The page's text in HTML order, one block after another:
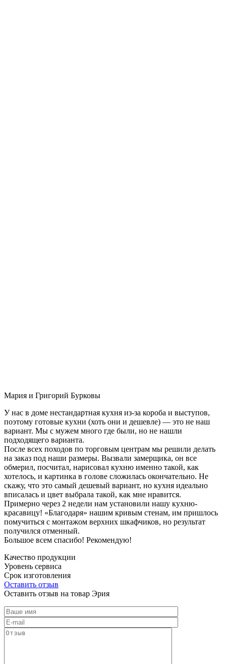
Мария и Григорий Бурковы
У нас в доме нестандартная кухня из-за короба и выступов,
поэтому готовые кухни (хоть они и дешевле) — это не наш
вариант. Мы с мужем много где были, но не нашли
подходящего варианта.
После всех походов по торговым центрам мы решили делать
на заказ под наши размеры. Вызвали замерщика, он все
обмерил, посчитал, нарисовал кухню именно такой, как
хотелось, и картинка в голове сложилась окончательно. Не
скажу, что это самый дешевый вариант, но кухня идеально
вписалась и цвет выбрала такой, как мне нравится.
Примерно через 2 недели нам установили нашу кухню-
красавицу! «Благодаря» нашим кривым стенам, им пришлось
помучиться с монтажом верхних шкафчиков, но результат
получился отменный.
Большое всем спасибо! Рекомендую!
Качество продукции
Уровень сервиса
Срок изготовления
Оставить отзыв
Оставить отзыв на товар Эрия